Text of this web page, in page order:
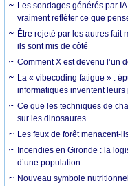
Les sondages générés par
vraiment refléter ce que
Être rejeté par les autres fait
ils sont mis de côté
Comment X est devenu l’un
La « vibecoding fatigue » :
informatiques inventent
Ce que les techniques de
sur les dinosaures
Les feux de forêt menacent-
Incendies en Gironde : la
d’une population
Nouveau symbole